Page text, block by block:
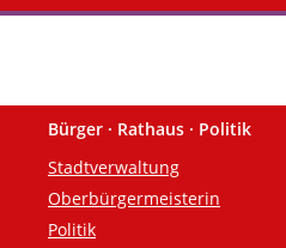
Fußzeile
Bürger · Rathaus · Politik
Stadtverwaltung
Oberbürgermeisterin
Politik